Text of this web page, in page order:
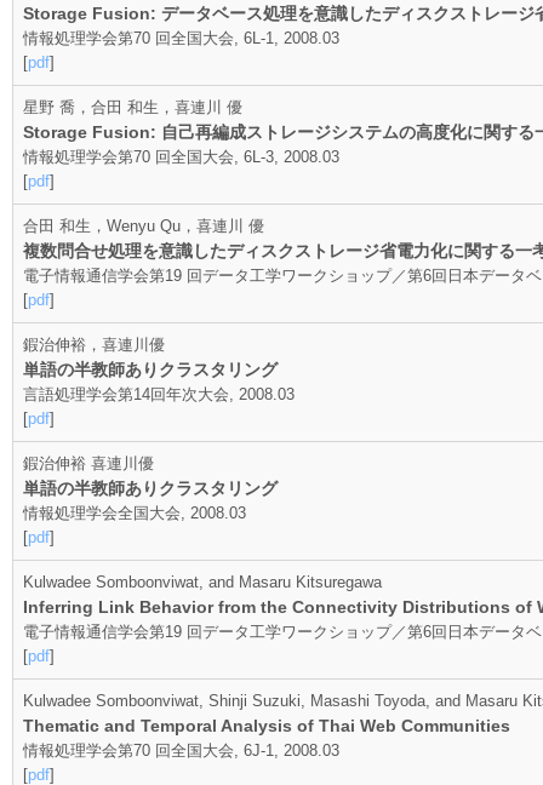
Storage Fusion: データベース処理を意識したディスクストレージ
情報処理学会第70 回全国大会, 6L-1, 2008.03
[pdf]
星野 喬，合田 和生，喜連川 優
Storage Fusion: 自己再編成ストレージシステムの高度化に関する
情報処理学会第70 回全国大会, 6L-3, 2008.03
[pdf]
合田 和生，Wenyu Qu，喜連川 優
複数問合せ処理を意識したディスクストレージ省電力化に関する一
電子情報通信学会第19 回データ工学ワークショップ／第6回日本データ
[pdf]
鍜治伸裕，喜連川優
単語の半教師ありクラスタリング
言語処理学会第14回年次大会, 2008.03
[pdf]
鍜治伸裕 喜連川優
単語の半教師ありクラスタリング
情報処理学会全国大会, 2008.03
[pdf]
Kulwadee Somboonviwat, and Masaru Kitsuregawa
Inferring Link Behavior from the Connectivity Distributions of
電子情報通信学会第19 回データ工学ワークショップ／第6回日本データ
[pdf]
Kulwadee Somboonviwat, Shinji Suzuki, Masashi Toyoda, and Masaru
Thematic and Temporal Analysis of Thai Web Communities
情報処理学会第70 回全国大会, 6J-1, 2008.03
[pdf]